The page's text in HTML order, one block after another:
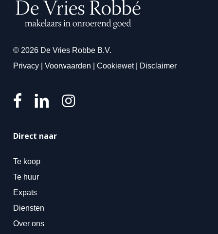
© 2026 De Vries Robbe B.V.
Privacy| Voorwaarden Cookiewet| Disclaimer
Direct naar
Te koop
Te huur
Expats
Diensten
Over ons